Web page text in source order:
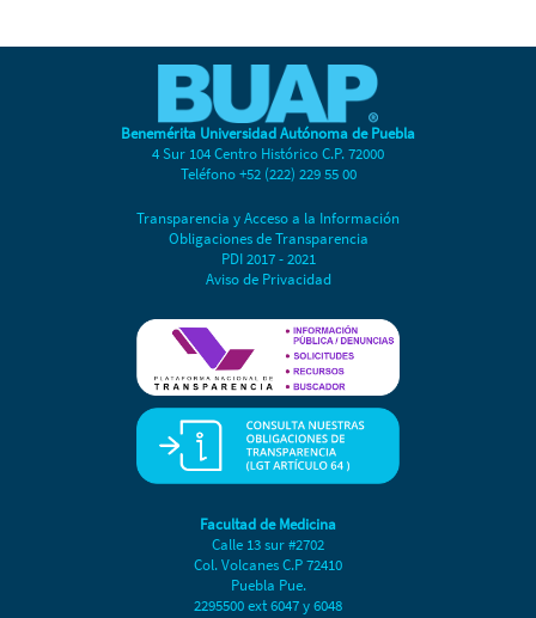
Benemérita Universidad Autónoma de Puebla
4 Sur 104 Centro Histórico C.P. 72000
Teléfono +52 (222) 229 55 00
Transparencia y Acceso a la Información
Obligaciones de Transparencia
PDI 2017 - 2021
Aviso de Privacidad
Facultad de Medicina
Calle 13 sur #2702
Col. Volcanes C.P 72410
Puebla Pue.
2295500 ext 6047 y 6048